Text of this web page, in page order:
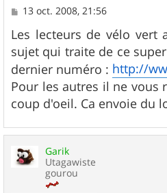
M
s
s
a
g
e
13 oct. 2008, 21:56
Les lecteurs de vélo vert
sujet qui traite de ce
dernier numéro : http://
Pour les autres il ne vous
coup d'oeil. Ca envoie du
Garik
Utagawiste
gourou